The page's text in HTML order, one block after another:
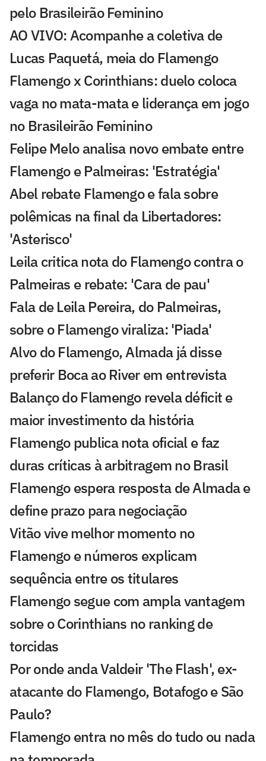
pelo Brasileirão Feminino
AO VIVO: Acompanhe a coletiva de
Lucas Paquetá, meia do Flamengo
Flamengo x Corinthians: duelo coloca
vaga no mata-mata e liderança em jogo
no Brasileirão Feminino
Felipe Melo analisa novo embate entre
Flamengo e Palmeiras: 'Estratégia'
Abel rebate Flamengo e fala sobre
polêmicas na final da Libertadores:
'Asterisco'
Leila critica nota do Flamengo contra o
Palmeiras e rebate: 'Cara de pau'
Fala de Leila Pereira, do Palmeiras,
sobre o Flamengo viraliza: 'Piada'
Alvo do Flamengo, Almada já disse
preferir Boca ao River em entrevista
Balanço do Flamengo revela déficit e
maior investimento da história
Flamengo publica nota oficial e faz
duras críticas à arbitragem no Brasil
Flamengo espera resposta de Almada e
define prazo para negociação
Vitão vive melhor momento no
Flamengo e números explicam
sequência entre os titulares
Flamengo segue com ampla vantagem
sobre o Corinthians no ranking de
torcidas
Por onde anda Valdeir 'The Flash', ex-
atacante do Flamengo, Botafogo e São
Paulo?
Flamengo entra no mês do tudo ou nada